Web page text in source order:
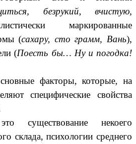
безрукий, вчистую,
маркированные
(сахару, сто грамм, Вань),
(Поесть бы… Ну и погодка!
факторы, которые, на
специфические свойства
существование некоего
склада, психологии среднего